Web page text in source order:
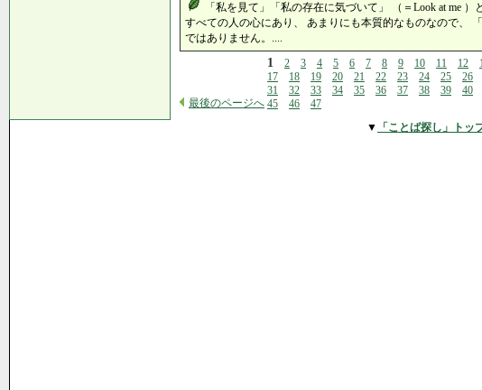
「私を見て」「私の存在に気づいて」 （＝Look at me ）
すべての人の心にあり、 あまりにも本質的なものなので、
ではありません。....
最後のページへ
1 2 3 4 5 6 7 8 9 10 11 12
17
18 19 20 21 22 23 24 25 26
31
32 33 34 35 36 37 38 39 40
45
46 47
▼ 「ことば探し」トッ